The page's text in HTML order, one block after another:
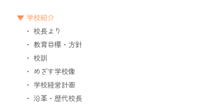
学校紹介
校長より
教育目標・方針
校訓
めざす学校像
学校経営計画
沿革・歴代校長